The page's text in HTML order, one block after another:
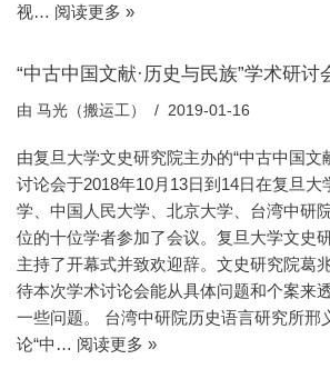
视… 阅读更多 »
“中古中国文献·历史与民族”学术研讨
由 马光（搬运工） 2019-01-16
由复旦大学文史研究院主办的“中古中国文
讨论会于2018年10月13日到14日在复旦大
学、中国人民大学、北京大学、台湾中研
位的十位学者参加了会议。复旦大学文史
主持了开幕式并致欢迎辞。文史研究院葛
待本次学术讨论会能从具体问题和个案来
一些问题。 台湾中研院历史语言研究所邢
论“中… 阅读更多 »